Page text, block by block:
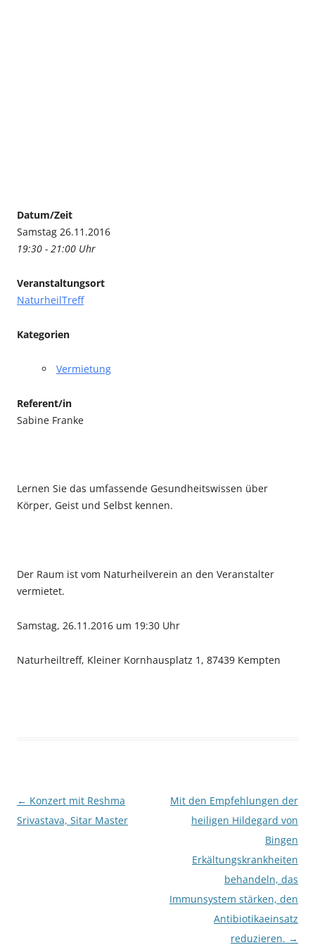
Datum/Zeit
Samstag 26.11.2016
19:30 - 21:00 Uhr
Veranstaltungsort
NaturheilTreff
Kategorien
Vermietung
Referent/in
Sabine Franke
Lernen Sie das umfassende Gesundheitswissen über
Körper, Geist und Selbst kennen.
Der Raum ist vom Naturheilverein an den Veranstalter
vermietet.
Samstag, 26.11.2016 um 19:30 Uhr
Naturheiltreff, Kleiner Kornhausplatz 1, 87439 Kempten
Beitragsnavigation
← Konzert mit Reshma
Srivastava, Sitar Master
Mit den Empfehlungen der
heiligen Hildegard von
Bingen
Erkältungskrankheiten
behandeln, das
Immunsystem stärken, den
Antibiotikaeinsatz
reduzieren. →